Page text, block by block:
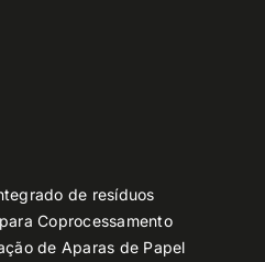
de resíduos
Coprocessamento
de Aparas de Papel